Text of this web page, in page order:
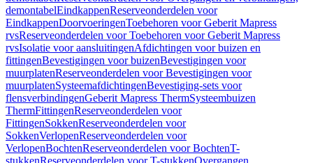
demontabelEindkappenReserveonderdelen voor
EindkappenDoorvoeringenToebehoren voor Geberit Mapress
rvsReserveonderdelen voor Toebehoren voor Geberit Mapress
rvsIsolatie voor aansluitingenAfdichtingen voor buizen en
fittingenBevestigingen voor buizenBevestigingen voor
muurplatenReserveonderdelen voor Bevestigingen voor
muurplatenSysteemafdichtingenBevestiging-sets voor
flensverbindingenGeberit Mapress ThermSysteembuizen
ThermFittingenReserveonderdelen voor
FittingenSokkenReserveonderdelen voor
SokkenVerlopenReserveonderdelen voor
VerlopenBochtenReserveonderdelen voor BochtenT-
stukkenReserveonderdelen voor T-stukkenOvergangen